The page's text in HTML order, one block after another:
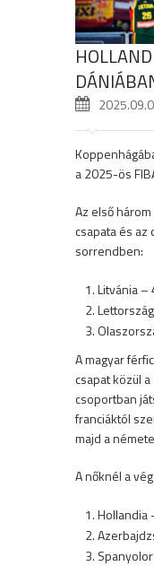
a 2025-ös
Az első
csapata és az
sorrendben:
Litvánia –
A magyar
csapat közül
csoportban
franciáktól
majd a
A nőknél a
Hollandia